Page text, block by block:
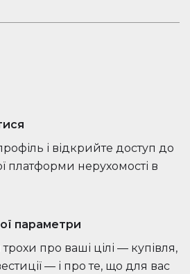
ніж будь-коли.
оголошеннями та отримуйте
і відкрийте доступ до
платформи нерухомості в
параметри
про ваші цілі — купівля,
— і про те, що для вас